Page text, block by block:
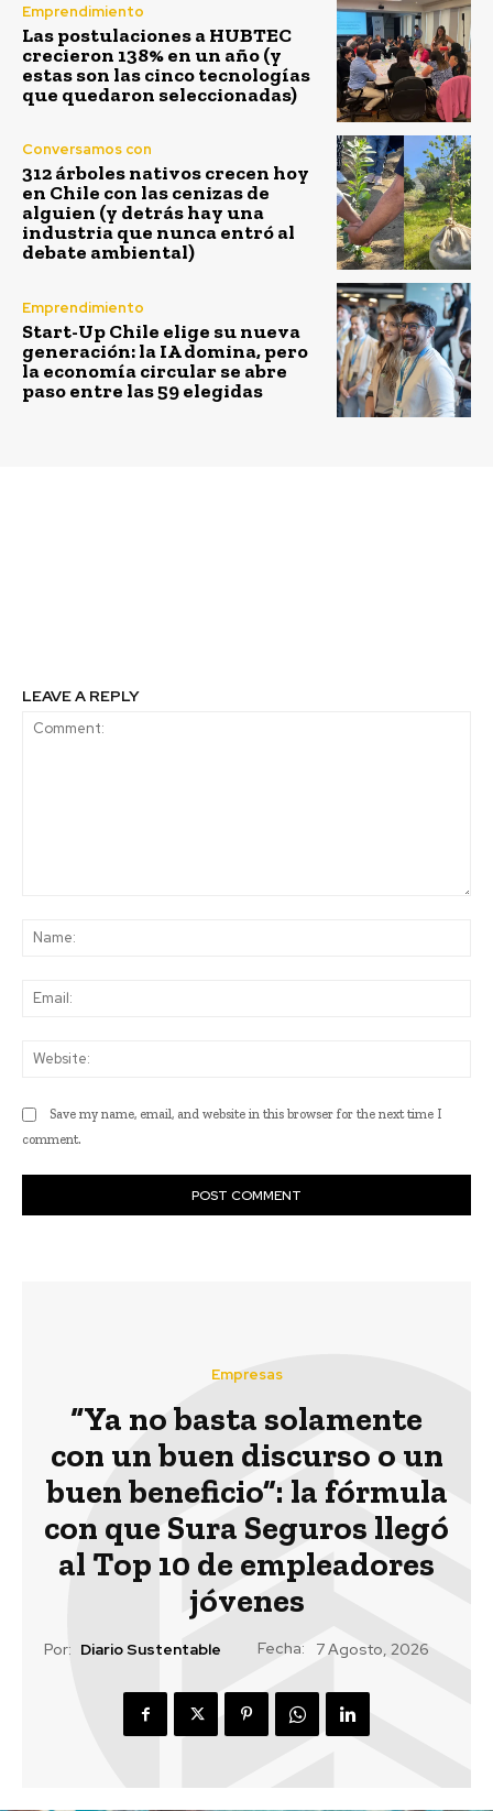
Emprendimiento
Las postulaciones a HUBTEC
crecieron 138% en un año (y
estas son las cinco tecnologías
que quedaron seleccionadas)
Conversamos con
312 árboles nativos crecen hoy
en Chile con las cenizas de
alguien (y detrás hay una
industria que nunca entró al
debate ambiental)
Emprendimiento
Start-Up Chile elige su nueva
generación: la IA domina, pero
la economía circular se abre
paso entre las 59 elegidas
LEAVE A REPLY
Save my name, email, and website in this browser for the next time I
comment.